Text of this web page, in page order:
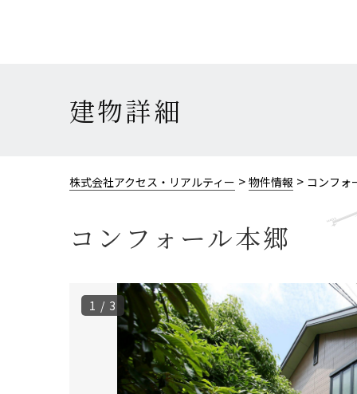
建物詳細
株式会社アクセス・リアルティー > 物件情報 > コンフォ
コンフォール本郷
1 / 3